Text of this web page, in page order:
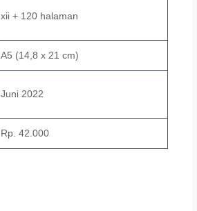
xii + 120 halaman
A5 (14,8 x 21 cm)
Juni 2022
Rp. 42.000